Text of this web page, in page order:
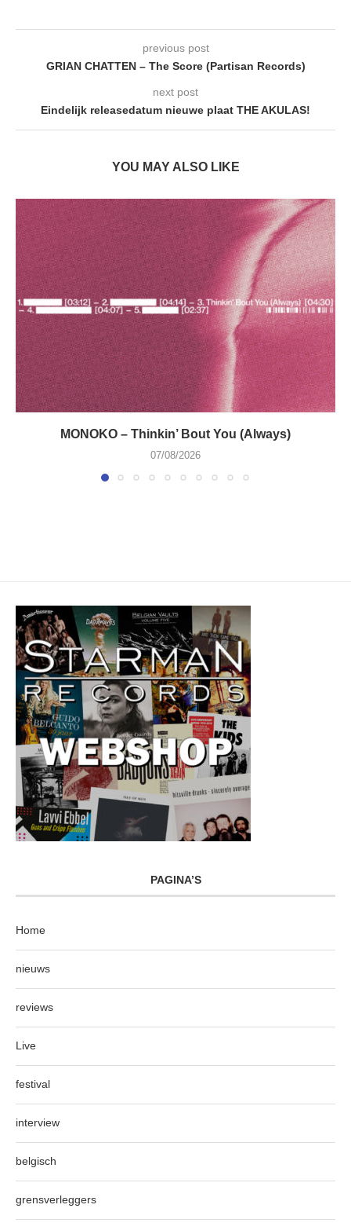
previous post
GRIAN CHATTEN – The Score (Partisan Records)
next post
Eindelijk releasedatum nieuwe plaat THE AKULAS!
YOU MAY ALSO LIKE
MONOKO – Thinkin’ Bout You (Always)
07/08/2026
PAGINA’S
Home
nieuws
reviews
Live
festival
interview
belgisch
grensverleggers